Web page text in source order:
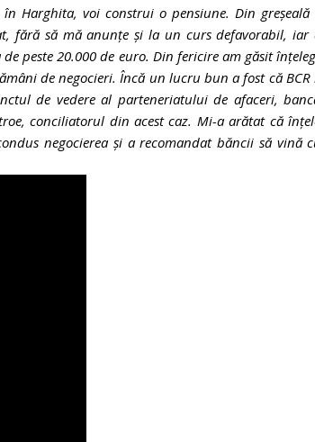
Harghita, voi construi o pensiune. Din greșeală
fără să mă anunțe și la un curs defavorabil, iar
peste 20.000 de euro. Din fericire am găsit
de negocieri. Încă un lucru bun a fost că BCR
de vedere al parteneriatului de afaceri,
conciliatorul din acest caz. Mi-a arătat că
negocierea și a recomandat băncii să vină